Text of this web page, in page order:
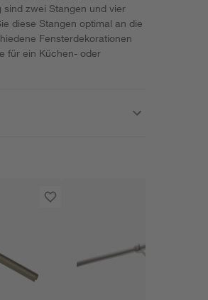
zwei Stangen und vier
diese Stangen optimal an die
Fensterdekorationen
für ein Küchen- oder